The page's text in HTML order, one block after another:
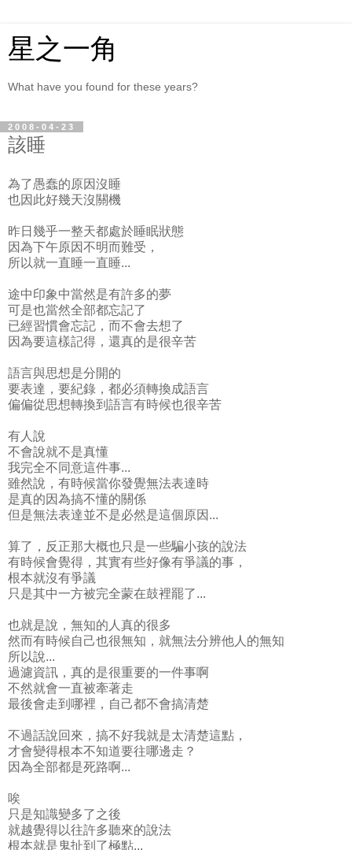
星之一角
What have you found for these years?
2008-04-23
該睡
為了愚蠢的原因沒睡
也因此好幾天沒關機
昨日幾乎一整天都處於睡眠狀態
因為下午原因不明而難受，
所以就一直睡一直睡...
途中印象中當然是有許多的夢
可是也當然全部都忘記了
已經習慣會忘記，而不會去想了
因為要這樣記得，還真的是很辛苦
語言與思想是分開的
要表達，要紀錄，都必須轉換成語言
偏偏從思想轉換到語言有時候也很辛苦
有人說
不會說就不是真懂
我完全不同意這件事...
雖然說，有時候當你發覺無法表達時
是真的因為搞不懂的關係
但是無法表達並不是必然是這個原因...
算了，反正那大概也只是一些騙小孩的說法
有時候會覺得，其實有些好像有爭議的事，
根本就沒有爭議
只是其中一方被完全蒙在鼓裡罷了...
也就是說，無知的人真的很多
然而有時候自己也很無知，就無法分辨他人的無知
所以說...
過濾資訊，真的是很重要的一件事啊
不然就會一直被牽著走
最後會走到哪裡，自己都不會搞清楚
不過話說回來，搞不好我就是太清楚這點，
才會變得根本不知道要往哪邊走？
因為全部都是死路啊...
唉
只是知識變多了之後
就越覺得以往許多聽來的說法
根本就是鬼扯到了極點...